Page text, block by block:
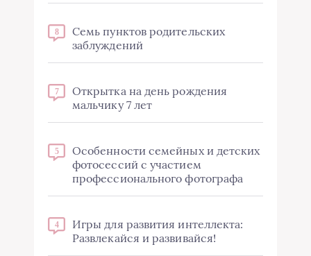
8
Семь пунктов родительских
заблуждений
7
Открытка на день рождения
мальчику 7 лет
5
Особенности семейных и детских
фотосессий с участием
профессионального фотографа
4
Игры для развития интеллекта:
Развлекайся и развивайся!